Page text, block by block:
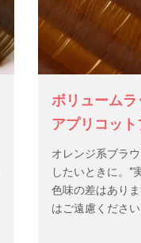
ボリュームラ
アプリコッ
オレンジ系ブラ
したいときに。*
色味の差はあり
はご遠慮ください